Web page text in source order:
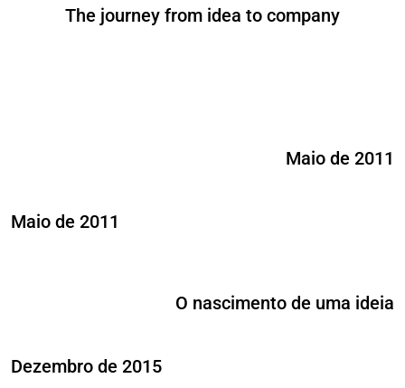
The journey from idea to company
Maio de 2011
Maio de 2011
O nascimento de uma ideia
Dezembro de 2015